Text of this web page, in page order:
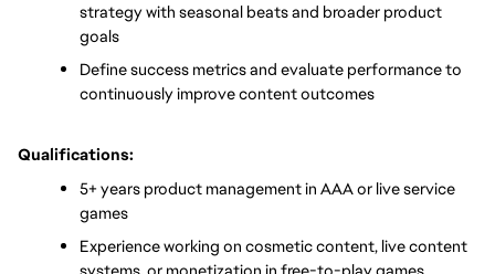
strategy with seasonal beats and broader product
goals
Define success metrics and evaluate performance to
continuously improve content outcomes
Qualifications:
5+ years product management in AAA or live service
games
Experience working on cosmetic content, live content